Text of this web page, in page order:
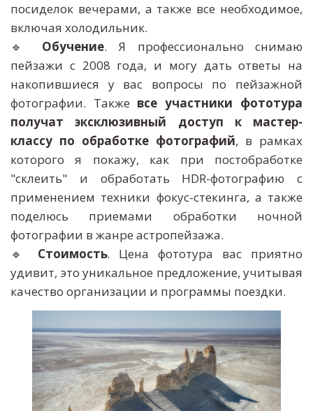
посиделок вечерами, а также все необходимое,
включая холодильник.
🔹 Обучение. Я профессионально снимаю
пейзажи с 2008 года, и могу дать ответы на
накопившиеся у вас вопросы по пейзажной
фотографии. Также все участники фототура
получат эксклюзивный доступ к мастер-
классу по обработке фотографий, в рамках
которого я покажу, как при постобработке
"склеить" и обработать HDR-фотографию с
применением техники фокус-стекинга, а также
поделюсь приемами обработки ночной
фотографии в жанре астропейзажа.
🔹 Стоимость. Цена фототура вас приятно
удивит, это уникальное предложение, учитывая
качество организации и программы поездки.